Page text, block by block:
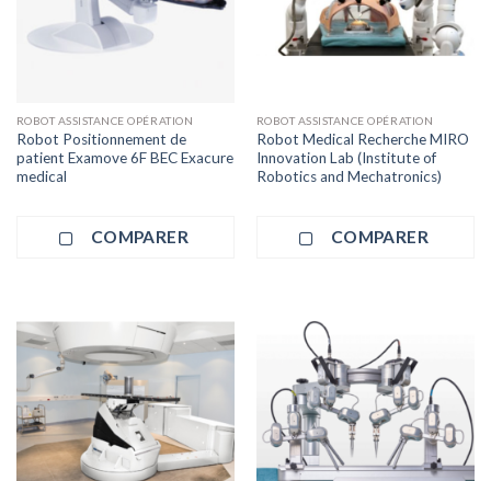
ROBOT ASSISTANCE OPÉRATION
Robot Positionnement de
patient Examove 6F BEC Exacure
medical
COMPARER
ROBOT ASSISTANCE OPÉRATION
Robot Medical Recherche MIRO
Innovation Lab (Institute of
Robotics and Mechatronics)
COMPARER